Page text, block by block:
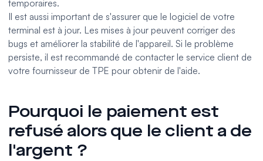
temporaires.
Il est aussi important de s'assurer que le logiciel de votre
terminal est à jour. Les mises à jour peuvent corriger des
bugs et améliorer la stabilité de l'appareil. Si le problème
persiste, il est recommandé de contacter le service client de
votre fournisseur de TPE pour obtenir de l'aide.
Pourquoi le paiement est
refusé alors que le client a de
l'argent ?